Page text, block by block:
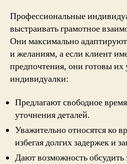
Профессиональные
выстраивать грамотное
Они максимально
и желаниям, а если клиент
предпочтения, они готовы
индивидуалки:
Предлагают свободное
уточнения деталей.
Уважительно относятся ко
избегая долгих задержек и
Дают возможность обсудить